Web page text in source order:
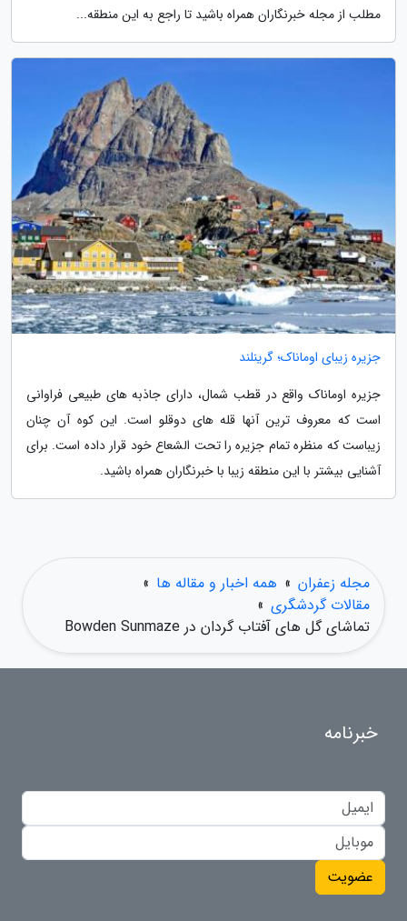
مطلب از مجله خبرنگاران همراه باشید تا راجع به این منطقه...
جزیره زیبای اوماناک؛ گرینلند
جزیره اوماناک واقع در قطب شمال، دارای جاذبه های طبیعی فراوانی
است که معروف ترین آنها قله های دوقلو است. این کوه آن چنان
زیباست که منظره تمام جزیره را تحت الشعاع خود قرار داده است. برای
آشنایی بیشتر با این منطقه زیبا با خبرنگاران همراه باشید.
مجله زعفران » همه اخبار و مقاله ها »
مقالات گردشگری »
تماشای گل های آفتاب گردان در Bowden Sunmaze
خبرنامه
عضویت